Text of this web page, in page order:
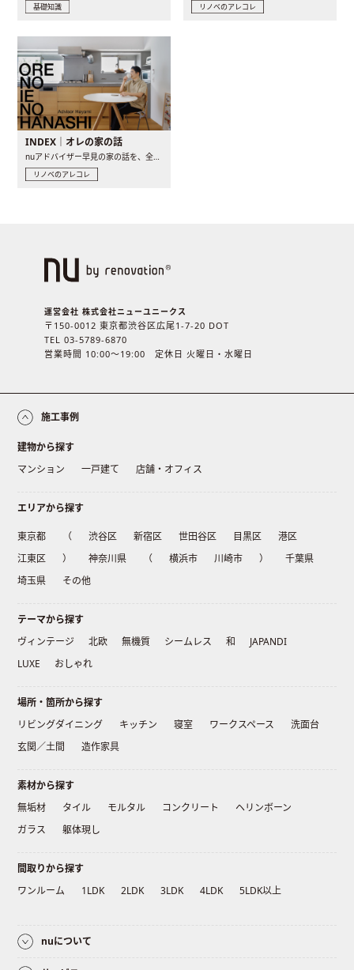
基礎知識 リノベのアレコレ
INDEX｜オレの家の話
nuアドバイザー早見の家の話を、全4話でお届け。リノベーションを..
リノベのアレコレ
運営会社 株式会社ニューユニークス
〒150-0012 東京都渋谷区広尾1-7-20 DOT
TEL 03-5789-6870
営業時間 10:00〜19:00 定休日 火曜日・水曜日
施工事例
建物から探す
マンション
一戸建て 店舗・オフィス
エリアから探す
東京都 （ 渋谷区 新宿区 世田谷区 目黒区
港区
江東区
） 神奈川県 （ 横浜市 川崎市 ）
千葉県
埼玉県
その他
テーマから探す
ヴィンテージ
北欧 無機質 シームレス 和
JAPANDI
LUXE
おしゃれ
場所・箇所から探す
リビングダイニング
キッチン 寝室 ワークスペース
洗面台
玄関／土間
造作家具
素材から探す
無垢材
タイル モルタル コンクリート
ヘリンボーン
ガラス
躯体現し
間取りから探す
ワンルーム
1LDK 2LDK 3LDK 4LDK 5LDK以上
nuについて